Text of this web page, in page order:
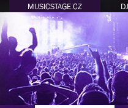
MUSICSTAGE.CZ